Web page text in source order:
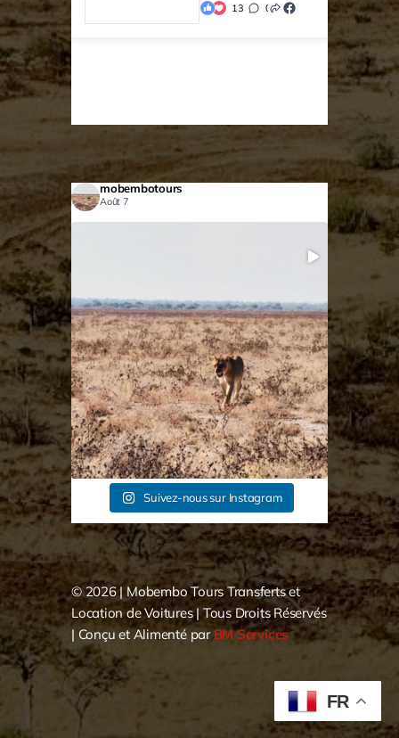
13 0 0
mobembotours
Août 7
C’est la fête chez les lions, la femelle à chasser ...
83 1
Suivez-nous sur Instagram
© 2026 | Mobembo Tours Transferts et
Location de Voitures| Tous Droits Réservés
| Conçu et Alimenté parBM Services
FR